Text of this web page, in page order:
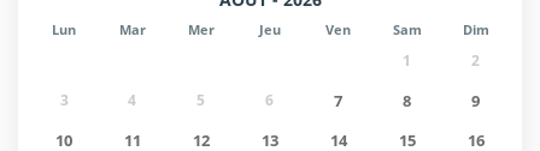
Lun Mar Mer Jeu Ven Sam Dim
1
2
3
4 5 6 7 8
9
10
11 12 13 14 15
16